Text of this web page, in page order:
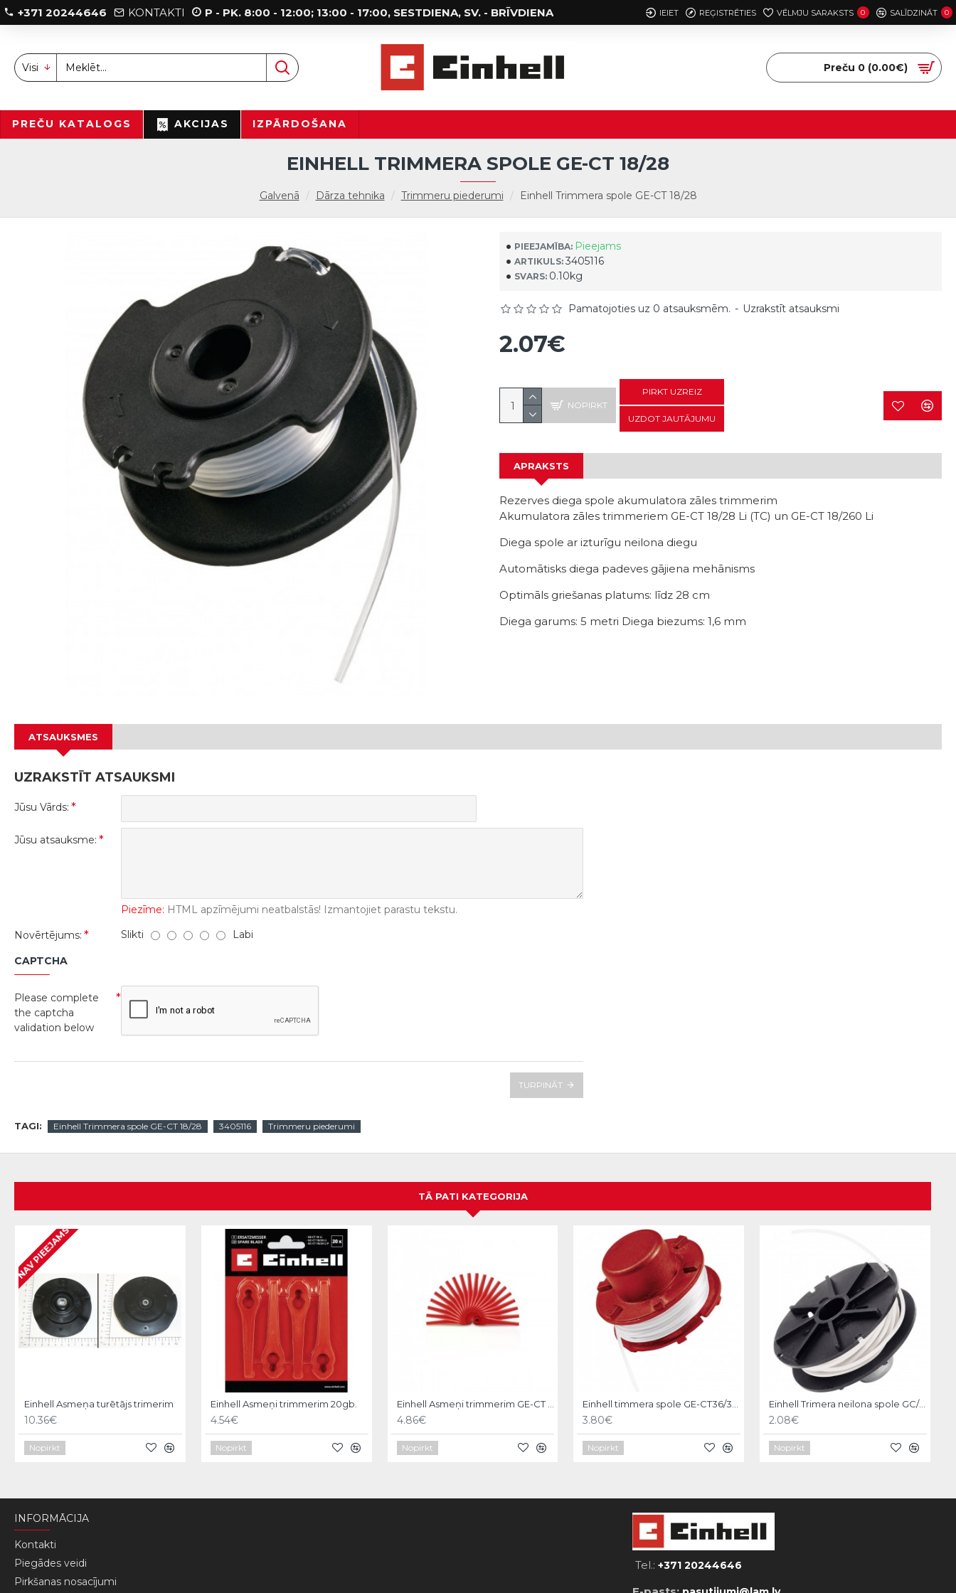
+371 20244646 KONTAKTI P - PK. 8:00 - 12:00; 13:00 - 17:00, SESTDIENA, SV. - BRĪVDIENA IEIET REĢISTRĒTIES VĒLMJU SARAKSTS 0 SALĪDZINĀT 0
Visi Preču 0 (0.00€)
PREČU KATALOGS AKCIJAS IZPĀRDOŠANA
Galvenā Dārza tehnika Trimmeru piederumi Einhell Trimmera spole GE-CT 18/28
EINHELL TRIMMERA SPOLE GE-CT 18/28
PIEEJAMĪBA: Pieejams
ARTIKULS: 3405116
SVARS: 0.10kg
Pamatojoties uz 0 atsauksmēm. - Uzrakstīt atsauksmi
2.07€
NOPIRKT
PIRKT UZREIZ
UZDOT JAUTĀJUMU
APRAKSTS
Rezerves diega spole akumulatora zāles trimmerim
Akumulatora zāles trimmeriem GE-CT 18/28 Li (TC) un GE-CT 18/260 Li
Diega spole ar izturīgu neilona diegu
Automātisks diega padeves gājiena mehānisms
Optimāls griešanas platums: līdz 28 cm
Diega garums: 5 metri Diega biezums: 1,6 mm
ATSAUKSMES
UZRAKSTĪT ATSAUKSMI
Jūsu Vārds:
Jūsu atsauksme:
Piezīme: HTML apzīmējumi neatbalstās! Izmantojiet parastu tekstu.
Novērtējums:
Slikti Labi
CAPTCHA
Please complete
the captcha
validation below
TURPINĀT
TAGI: Einhell Trimmera spole GE-CT 18/28 3405116 Trimmeru piederumi
TĀ PATI KATEGORIJA
NAV PIEEJAMS
Einhell Asmeņa turētājs trimerim
10.36€
Nopirkt
Einhell Asmeņi trimmerim 20gb.
4.54€
Nopirkt
4.86€
Nopirkt
3.80€
Nopirkt
Einhell Trimera neilona spole GC/E-ET 4025/5027
2.08€
Nopirkt
INFORMĀCIJA
Kontakti
Piegādes veidi
Pirkšanas nosacījumi
Tel.:+371 20244646